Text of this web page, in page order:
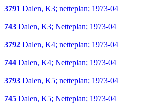
3791 Dalen, K3; netteplan; 1973-04
743 Dalen, K3; Netteplan; 1973-04
3792 Dalen, K4; netteplan; 1973-04
744 Dalen, K4; Netteplan; 1973-04
3793 Dalen, K5; netteplan; 1973-04
745 Dalen, K5; Netteplan; 1973-04